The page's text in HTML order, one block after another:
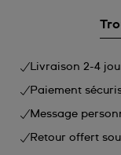
Livraison 2-4
Paiement
Message
Retour offert